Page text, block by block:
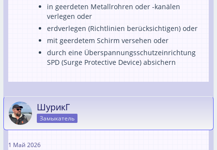
in geerdeten Metallrohren oder -kanälen
verlegen oder
erdverlegen (Richtlinien berücksichtigen) oder
mit geerdetem Schirm versehen oder
durch eine Überspannungsschutzeinrichtung
SPD (Surge Protective Device) absichern
ШурикГ
Замыкатель
1 Май 2026